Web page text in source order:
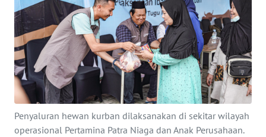
Penyaluran hewan kurban dilaksanakan di sekitar wilayah
operasional Pertamina Patra Niaga dan Anak Perusahaan.
INDEKS
BERITA
KONTAK
KAMI
INFO
IKLAN